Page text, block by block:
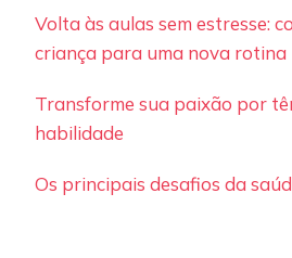
Volta às aulas sem estresse:
criança para uma nova rotina
Transforme sua paixão por
habilidade
Os principais desafios da